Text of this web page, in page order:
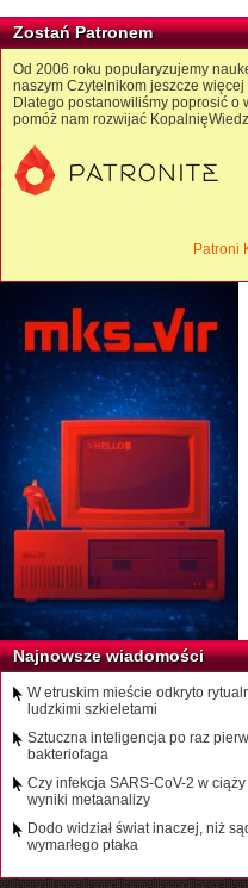
Zostań Patronem
Od 2006 roku popularyzujemy
naszym Czytelnikom jeszcze
Dlatego postanowiliśmy poprosić o
pomóż nam rozwijać
Patroni
Najnowsze wiadomości
W etruskim mieście odkryto
ludzkimi szkieletami
Sztuczna inteligencja po raz
bakteriofaga
Czy infekcja SARS-CoV-2 w
wyniki metaanalizy
Dodo widział świat inaczej, niż
wymarłego ptaka